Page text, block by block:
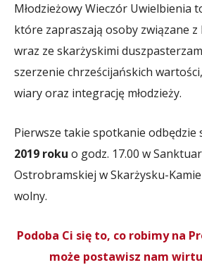
Młodzieżowy Wieczór Uwielbienia
które zapraszają osoby związane
wraz ze skarżyskimi
szerzenie chrześcijańskich
wiary oraz integrację młodzieży.
Pierwsze takie spotkanie odbędzie
2019 roku o godz. 17.00 w
Ostrobramskiej w Skarżysku-
wolny.
Podoba Ci się to, co robimy na
może postawisz nam